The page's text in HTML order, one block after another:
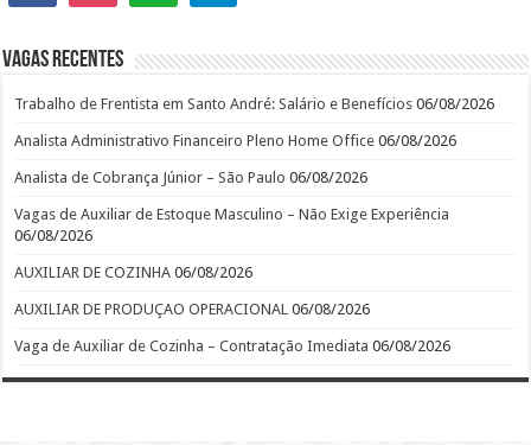
Vagas recentes
Trabalho de Frentista em Santo André: Salário e Benefícios 06/08/2026
Analista Administrativo Financeiro Pleno Home Office 06/08/2026
Analista de Cobrança Júnior – São Paulo 06/08/2026
Vagas de Auxiliar de Estoque Masculino – Não Exige Experiência
06/08/2026
AUXILIAR DE COZINHA 06/08/2026
AUXILIAR DE PRODUÇAO OPERACIONAL 06/08/2026
Vaga de Auxiliar de Cozinha – Contratação Imediata 06/08/2026